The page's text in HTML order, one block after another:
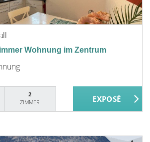
Wohnung im Zentrum
2
ZIMMER